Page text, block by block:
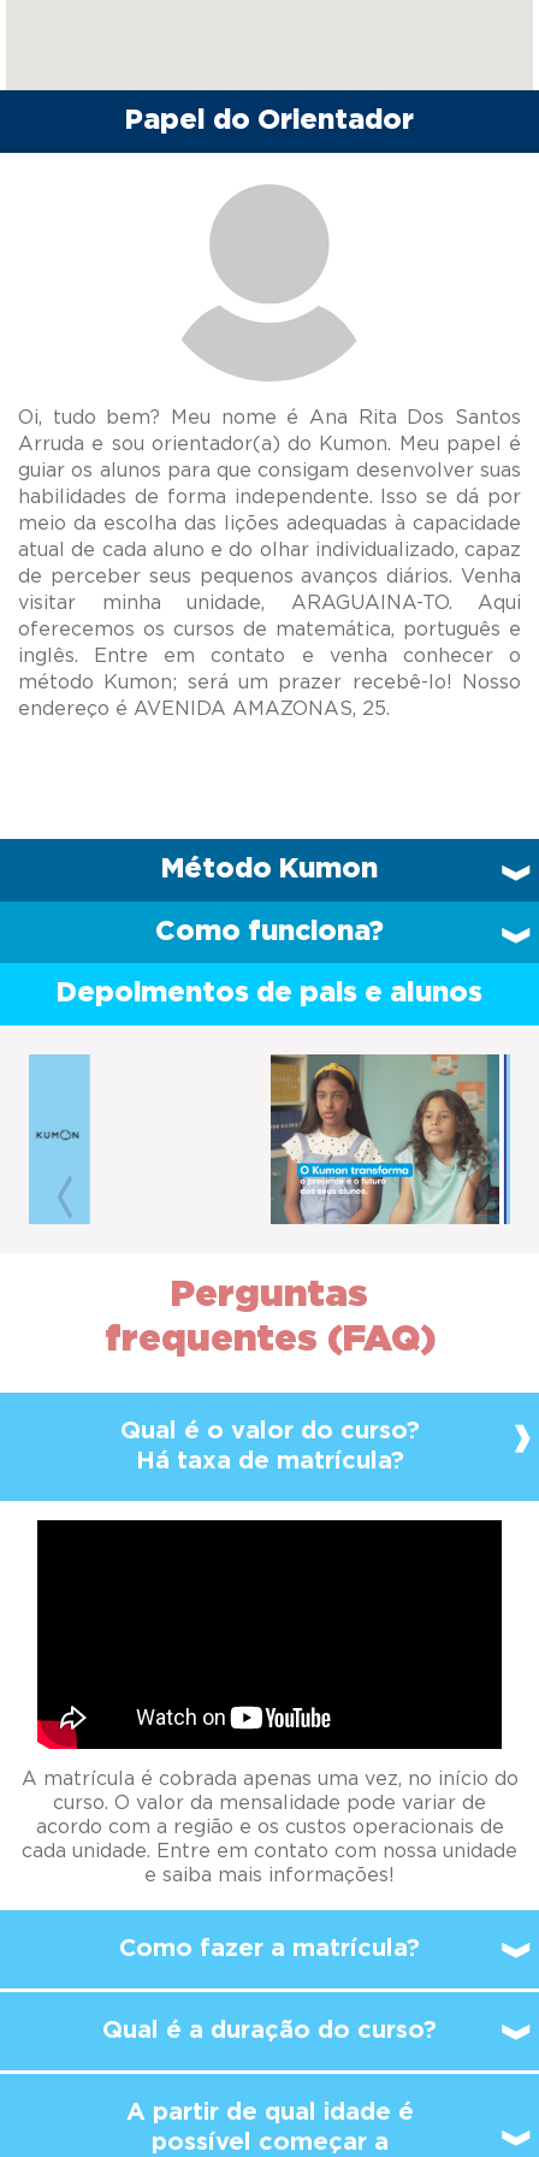
Papel do Orientador
Oi, tudo bem? Meu nome é Ana Rita Dos Santos
Arruda e sou orientador(a) do Kumon. Meu papel é
guiar os alunos para que consigam desenvolver suas
habilidades de forma independente. Isso se dá por
meio da escolha das lições adequadas à capacidade
atual de cada aluno e do olhar individualizado, capaz
de perceber seus pequenos avanços diários. Venha
visitar minha unidade, ARAGUAINA-TO. Aqui
oferecemos os cursos de matemática, português e
inglês. Entre em contato e venha conhecer o
método Kumon; será um prazer recebê-lo! Nosso
Método Kumon
Como funciona?
Depoimentos de pais e alunos
Next
Perguntas
frequentes (FAQ)
Qual é o valor do curso?
Há taxa de matrícula?
A matrícula é cobrada apenas uma vez, no início do
curso. O valor da mensalidade pode variar de
acordo com a região e os custos operacionais de
cada unidade. Entre em contato com nossa unidade
e saiba mais informações!
Como fazer a matrícula?
Qual é a duração do curso?
A partir de qual idade é
possível começar a